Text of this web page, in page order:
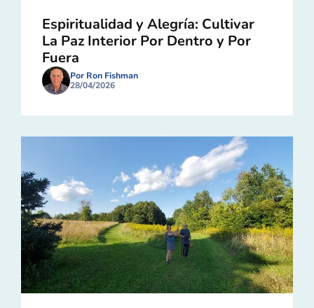
Espiritualidad y Alegría: Cultivar
La Paz Interior Por Dentro y Por
Fuera
Por Ron Fishman
28/04/2026